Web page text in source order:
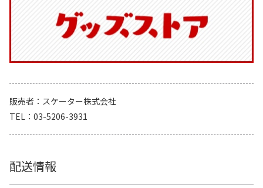
販売者
スケーター株式会社
TEL
03-5206-3931
配送情報